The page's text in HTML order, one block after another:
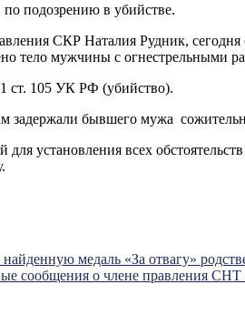
по подозрению в убийстве.
СКР Наталия Рудник,
тело мужчины с огнестрельными
ст. 105 УК РФ (убийство).
задержали бывшего мужа
установления всех
медаль «За отвагу»
сообщения о члене правления СНТ